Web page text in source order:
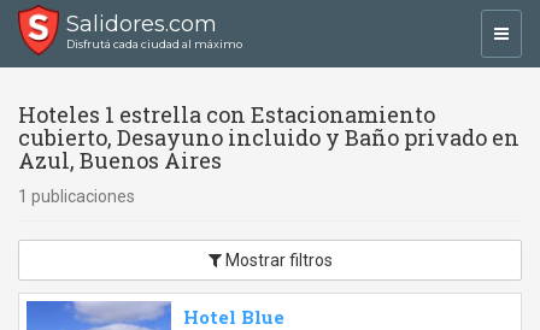
Salidores.com
Disfrutá cada ciudad al máximo
Hoteles 1 estrella con Estacionamiento
cubierto, Desayuno incluido y Baño privado en
Azul, Buenos Aires
1 publicaciones
Mostrar filtros
Hotel Blue